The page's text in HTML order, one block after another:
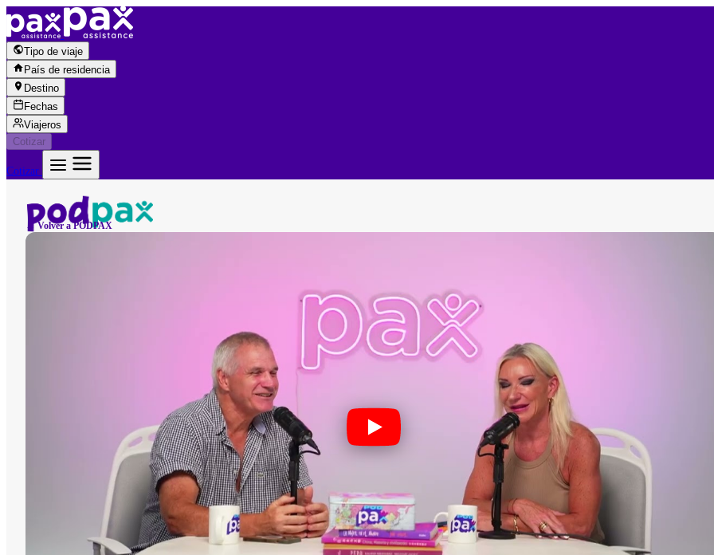
Saltar al contenido
Tipo de viaje
País de residencia
Destino
Fechas
Viajeros
Cotizar
Cotizar
← Volver a PODPAX